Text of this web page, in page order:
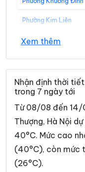
Phường Kim Liên
Phường Lĩnh Nam
Phường Nghĩa Đô
Phường Ô Chợ Dừa
Phường Phú Lương
Phường Phương Liệt
Phường Tây Hồ
Phường Tây Tựu
Xem thêm
Nhận định thời tiết
trong 7 ngày tới
Từ 08/08 đến 14/
Thượng, Hà Nội
40°C. Mức cao
(40°C), còn mức
(26°C).